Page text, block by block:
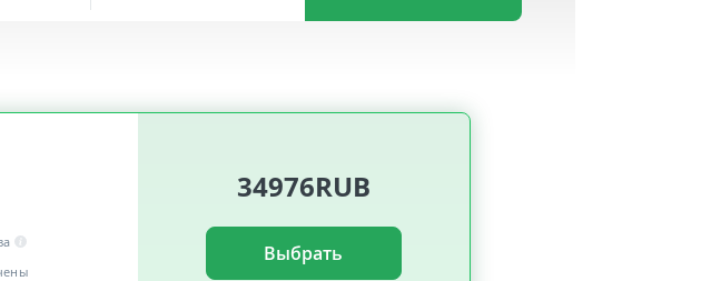
34976RUB
Выбрать